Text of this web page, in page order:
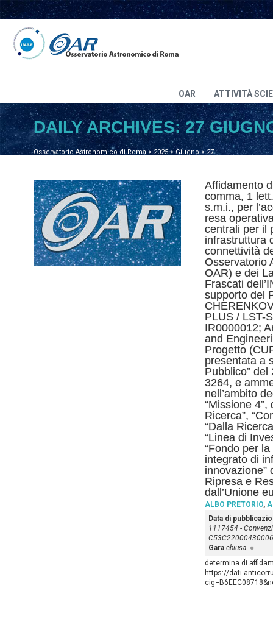
OAR ATTIVITÀ
Osservatorio Astronomico di Roma>2025>Giugno >27
DAILY ARCHIVES:27
Affidamento
comma, 1
s.m.i., per
resa
centrali per il
infrastruttura
connettività
Osservatorio
OAR) e dei
Frascati
supporto del
PLUS / LST-
IR0000012;
and
Progetto
presentata a
Pubblico”
3264, e
nell’ambito
“Missione
Ricerca”,
“Dalla
“Linea di
“Fondo per
integrato di
innovazione”
Ripresa e
dall’Unione
ALBO PRETORIO,
Data di
1117454 -
C53C22000430006
Gara chiusa
determina di
https://